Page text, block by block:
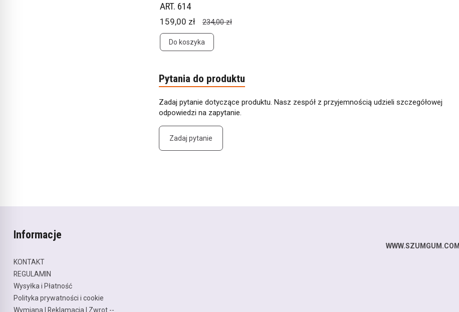
ART. 614
159,00 zł 234,00 zł
Do koszyka
Pytania do produktu
Zadaj pytanie dotyczące produktu. Nasz zespół z przyjemnością udzieli szczegółowej
odpowiedzi na zapytanie.
Zadaj pytanie
Informacje
KONTAKT
REGULAMIN
Wysyłka i Płatność
Polityka prywatności i cookie
Wymiana | Reklamacja | Zwrot --
WWW.SZUMGUM.COM